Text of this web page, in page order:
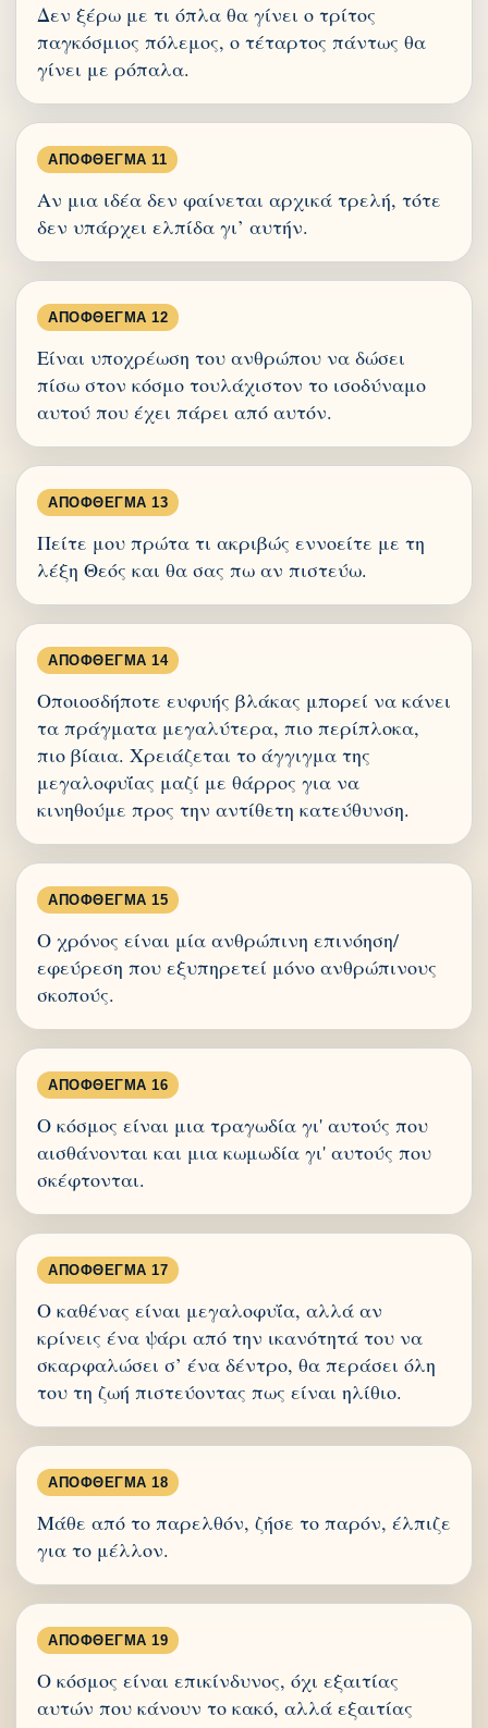
Δεν ξέρω με τι όπλα θα γίνει ο τρίτος
παγκόσμιος πόλεμος, ο τέταρτος πάντως θα
γίνει με ρόπαλα.
ΑΠΌΦΘΕΓΜΑ 11
Αν μια ιδέα δεν φαίνεται αρχικά τρελή, τότε
δεν υπάρχει ελπίδα γι’ αυτήν.
ΑΠΌΦΘΕΓΜΑ 12
Είναι υποχρέωση του ανθρώπου να δώσει
πίσω στον κόσμο τουλάχιστον το ισοδύναμο
αυτού που έχει πάρει από αυτόν.
ΑΠΌΦΘΕΓΜΑ 13
Πείτε μου πρώτα τι ακριβώς εννοείτε με τη
λέξη Θεός και θα σας πω αν πιστεύω.
ΑΠΌΦΘΕΓΜΑ 14
Οποιοσδήποτε ευφυής βλάκας μπορεί να κάνει
τα πράγματα μεγαλύτερα, πιο περίπλοκα,
πιο βίαια. Χρειάζεται το άγγιγμα της
μεγαλοφυΐας μαζί με θάρρος για να
κινηθούμε προς την αντίθετη κατεύθυνση.
ΑΠΌΦΘΕΓΜΑ 15
Ο χρόνος είναι μία ανθρώπινη επινόηση/
εφεύρεση που εξυπηρετεί μόνο ανθρώπινους
σκοπούς.
ΑΠΌΦΘΕΓΜΑ 16
Ο κόσμος είναι μια τραγωδία γι' αυτούς που
αισθάνονται και μια κωμωδία γι' αυτούς που
σκέφτονται.
ΑΠΌΦΘΕΓΜΑ 17
Ο καθένας είναι μεγαλοφυΐα, αλλά αν
κρίνεις ένα ψάρι από την ικανότητά του να
σκαρφαλώσει σ’ ένα δέντρο, θα περάσει όλη
του τη ζωή πιστεύοντας πως είναι ηλίθιο.
ΑΠΌΦΘΕΓΜΑ 18
Μάθε από το παρελθόν, ζήσε το παρόν, έλπιζε
για το μέλλον.
ΑΠΌΦΘΕΓΜΑ 19
Ο κόσμος είναι επικίνδυνος, όχι εξαιτίας
αυτών που κάνουν το κακό, αλλά εξαιτίας